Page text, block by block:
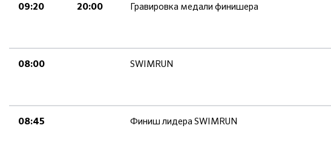
09:20 20:00 Гравировка медали финишера
08:00 SWIMRUN
08:45 Финиш лидера SWIMRUN